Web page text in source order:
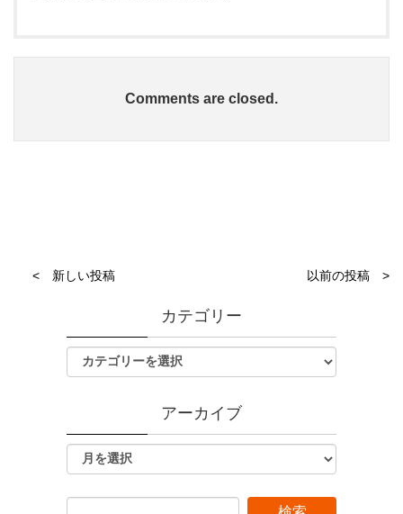
Comments are closed.
< 新しい投稿 以前の投稿 >
カテゴリー
アーカイブ